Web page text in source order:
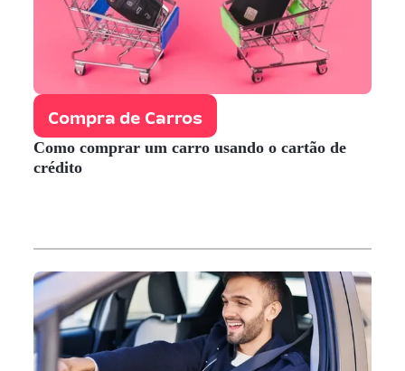
Compra de Carros
Como comprar um carro usando o cartão de
crédito